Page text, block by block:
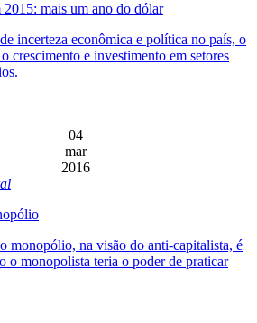
2015: mais um ano do dólar
incerteza econômica e política no país, o
crescimento e investimento em setores
04
mar
2016
monopólio, na visão do anti-capitalista, é
o monopolista teria o poder de praticar